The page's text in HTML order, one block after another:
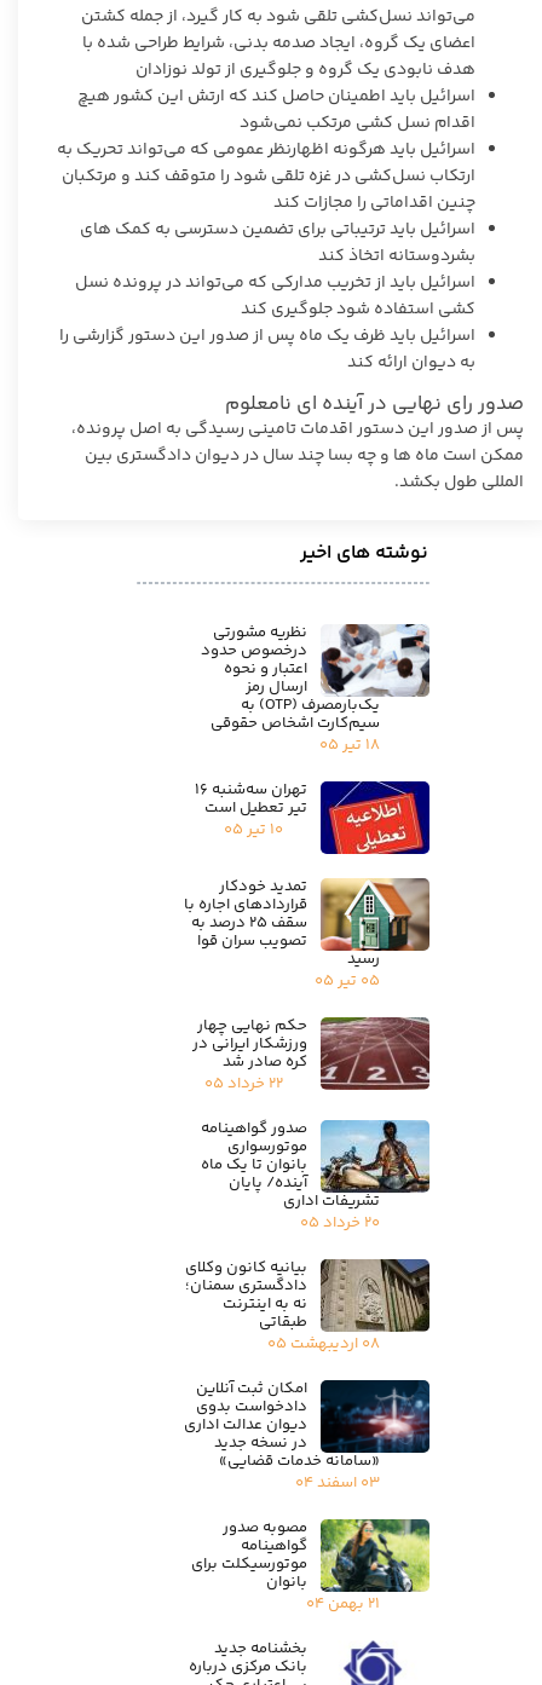
می‎‌تواند نسل‌کشی تلقی شود به کار گیرد، از جمله کشتن
اعضای یک گروه، ایجاد صدمه بدنی، شرایط طراحی شده با
هدف نابودی یک گروه و جلوگیری از تولد نوزادان
اسرائیل باید اطمینان حاصل کند که ارتش این کشور هیچ
اقدام نسل کشی مرتکب نمی‌شود
اسرائیل باید هرگونه اظهارنظر عمومی که می‌تواند تحریک به
ارتکاب نسل‌کشی در غزه تلقی شود را متوقف کند و مرتکبان
چنین اقداماتی را مجازات کند
اسرائیل باید ترتیباتی برای تضمین دسترسی به کمک های
بشردوستانه اتخاذ کند
اسرائیل باید از تخریب مدارکی که می‌تواند در پرونده نسل
کشی استفاده شود جلوگیری کند
اسرائیل باید ظرف یک ماه پس از صدور این دستور گزارشی را
به دیوان ارائه کند
صدور رای نهایی در آینده ای نامعلوم
پس از صدور این دستور اقدمات تامینی رسیدگی به اصل پرونده،
ممکن است ماه ها و چه بسا چند سال در دیوان دادگستری بین
المللی طول بکشد.
نوشته های اخیر
نظریه مشورتی
درخصوص حدود
اعتبار و نحوه
ارسال رمز
یک‌بارمصرف (OTP) به
سیم‌کارت اشخاص حقوقی
۱۸ تیر ۰۵
تهران سه‌شنبه ۱۶
تیر تعطیل است
۱۰ تیر ۰۵
تمدید خودکار
قراردادهای اجاره با
سقف ۲۵ درصد به
تصویب سران قوا
رسید
۰۵ تیر ۰۵
حکم نهایی چهار
ورزشکار ایرانی در
کره صادر شد
۲۲ خرداد ۰۵
صدور گواهینامه
موتورسواری
بانوان تا یک ماه
آینده/ پایان
تشریفات اداری
۲۰ خرداد ۰۵
بیانیه کانون وکلای
دادگستری سمنان؛
نه به اینترنت
طبقاتی
۰۸ اردیبهشت ۰۵
امکان ثبت آنلاین
دادخواست بدوی
دیوان عدالت اداری
در نسخه جدید
«سامانه خدمات قضایی»
۰۳ اسفند ۰۴
مصوبه صدور
گواهینامه
موتورسیکلت برای
بانوان
۲۱ بهمن ۰۴
بخشنامه جدید
بانک مرکزی درباره